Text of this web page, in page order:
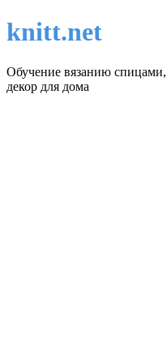
knitt.net
Обучение вязанию
декор для дома